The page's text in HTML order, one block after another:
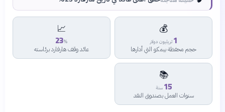
💰
1 تريليون دولار
حجم محفظة بيمكو التي أدارها
📈
23%
عائد وقف هارفارد برئاسته
📚
15 سنة
سنوات العمل بصندوق النقد